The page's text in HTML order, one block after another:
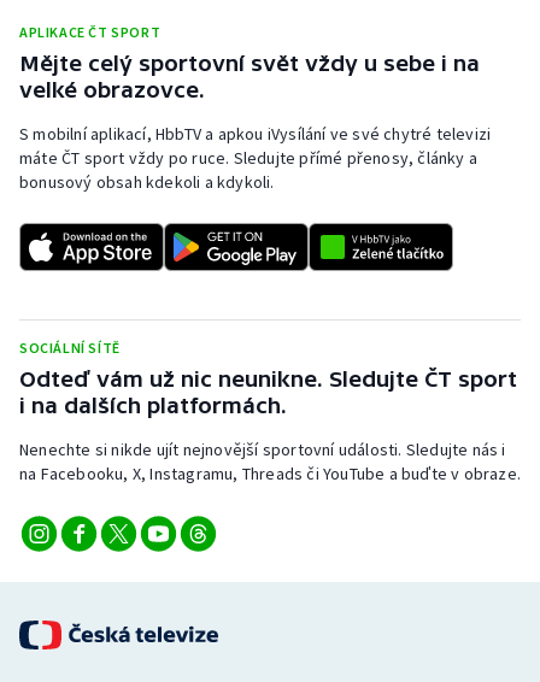
APLIKACE ČT SPORT
Mějte celý sportovní svět vždy u sebe i na
velké obrazovce.
S mobilní aplikací, HbbTV a apkou iVysílání ve své chytré televizi
máte ČT sport vždy po ruce. Sledujte přímé přenosy, články a
bonusový obsah kdekoli a kdykoli.
SOCIÁLNÍ SÍTĚ
Odteď vám už nic neunikne. Sledujte ČT sport
i na dalších platformách.
Nenechte si nikde ujít nejnovější sportovní události. Sledujte nás i
na Facebooku, X, Instagramu, Threads či YouTube a buďte v obraze.